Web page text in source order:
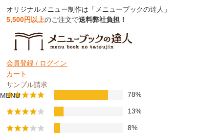
オリジナルメニュー制作は「メニューブックの達人」
5,500円以上のご注文で送料弊社負担！
会員登録 / ログイン
カート
サンプル請求
MENU
お客様の口コミ評価
口コミ件数：237件
78%
13%
8%